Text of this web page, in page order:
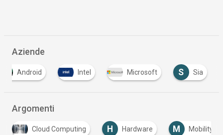
Aziende
Android Intel Microsoft S Sia
Argomenti
Cloud Computing H Hardware M Mobility